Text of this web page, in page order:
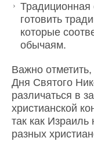
Традиционная
готовить
которые
обычаям.
Важно
Дня Святого
различаться в
христианской
так как
разных